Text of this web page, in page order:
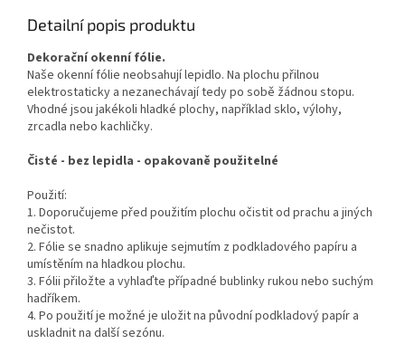
Detailní popis produktu
Dekorační okenní fólie.
Naše okenní fólie neobsahují lepidlo. Na plochu přilnou
elektrostaticky a nezanechávají tedy po sobě žádnou stopu.
Vhodné jsou jakékoli hladké plochy, například sklo, výlohy,
zrcadla nebo kachličky.
Čisté - bez lepidla - opakovaně použitelné
Použití:
1. Doporučujeme před použitím plochu očistit od prachu a jiných
nečistot.
2. Fólie se snadno aplikuje sejmutím z podkladového papíru a
umístěním na hladkou plochu.
3. Fólii přiložte a vyhlaďte případné bublinky rukou nebo suchým
hadříkem.
4. Po použití je možné je uložit na původní podkladový papír a
uskladnit na další sezónu.